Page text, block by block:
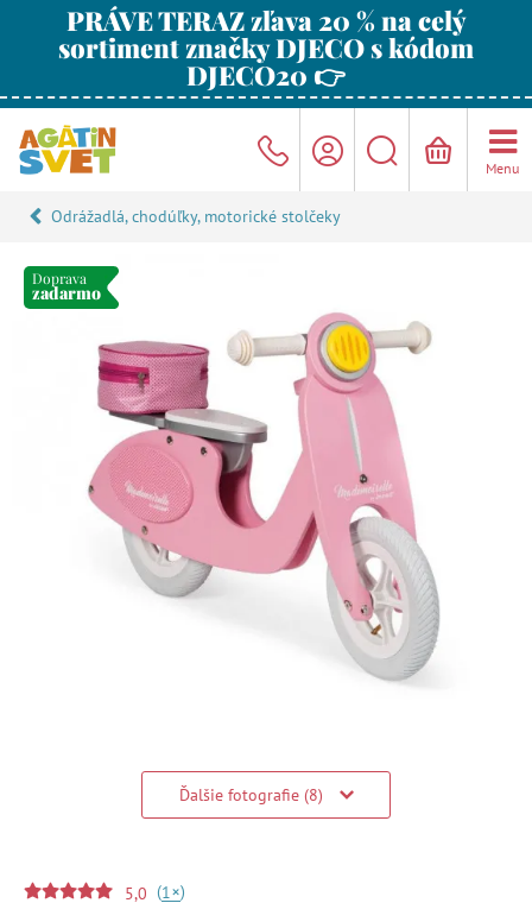
PRÁVE TERAZ zľava 20 % na celý
sortiment značky DJECO s kódom
DJECO20 👉
Menu
Odrážadlá, chodúľky, motorické stolčeky
Doprava
zadarmo
Ďalšie fotografie (8)
5,0 (1+)